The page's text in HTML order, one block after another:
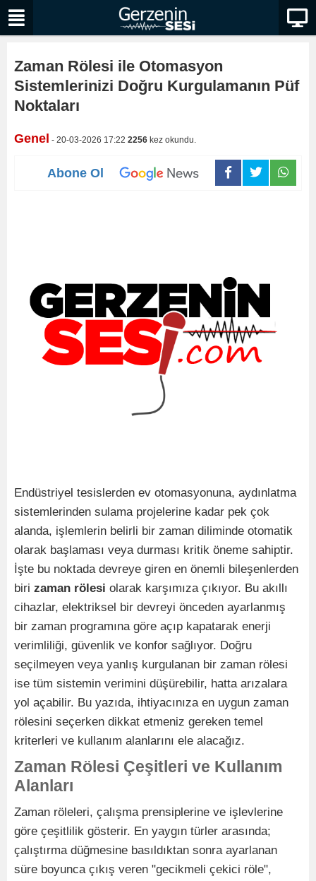
Zaman Rölesi ile Otomasyon
Sistemlerinizi Doğru Kurgulamanın Püf
Noktaları
Genel - 20-03-2026 17:22 2256 kez okundu.
Abone Ol
Endüstriyel tesislerden ev otomasyonuna, aydınlatma
sistemlerinden sulama projelerine kadar pek çok
alanda, işlemlerin belirli bir zaman diliminde otomatik
olarak başlaması veya durması kritik öneme sahiptir.
İşte bu noktada devreye giren en önemli bileşenlerden
biri zaman rölesi olarak karşımıza çıkıyor. Bu akıllı
cihazlar, elektriksel bir devreyi önceden ayarlanmış
bir zaman programına göre açıp kapatarak enerji
verimliliği, güvenlik ve konfor sağlıyor. Doğru
seçilmeyen veya yanlış kurgulanan bir zaman rölesi
ise tüm sistemin verimini düşürebilir, hatta arızalara
yol açabilir. Bu yazıda, ihtiyacınıza en uygun zaman
rölesini seçerken dikkat etmeniz gereken temel
kriterleri ve kullanım alanlarını ele alacağız.
Zaman Rölesi Çeşitleri ve Kullanım
Alanları
Zaman röleleri, çalışma prensiplerine ve işlevlerine
göre çeşitlilik gösterir. En yaygın türler arasında;
çalıştırma düğmesine basıldıktan sonra ayarlanan
süre boyunca çıkış veren "gecikmeli çekici röle",